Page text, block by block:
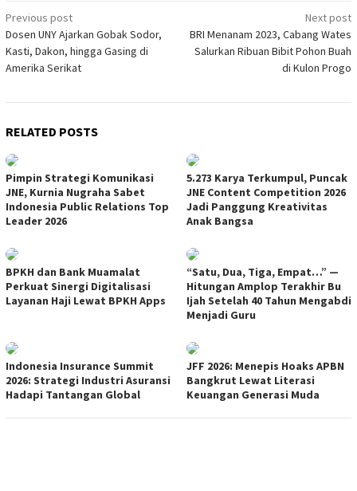
Post
navigation
Previous post
Dosen UNY Ajarkan Gobak Sodor,
Kasti, Dakon, hingga Gasing di
Amerika Serikat
Next post
BRI Menanam 2023, Cabang Wates
Salurkan Ribuan Bibit Pohon Buah
di Kulon Progo
RELATED POSTS
Pimpin Strategi Komunikasi
JNE, Kurnia Nugraha Sabet
Indonesia Public Relations Top
Leader 2026
5.273 Karya Terkumpul, Puncak
JNE Content Competition 2026
Jadi Panggung Kreativitas
Anak Bangsa
BPKH dan Bank Muamalat
Perkuat Sinergi Digitalisasi
Layanan Haji Lewat BPKH Apps
“Satu, Dua, Tiga, Empat…” —
Hitungan Amplop Terakhir Bu
Ijah Setelah 40 Tahun Mengabdi
Menjadi Guru
Indonesia Insurance Summit
2026: Strategi Industri Asuransi
Hadapi Tantangan Global
JFF 2026: Menepis Hoaks APBN
Bangkrut Lewat Literasi
Keuangan Generasi Muda